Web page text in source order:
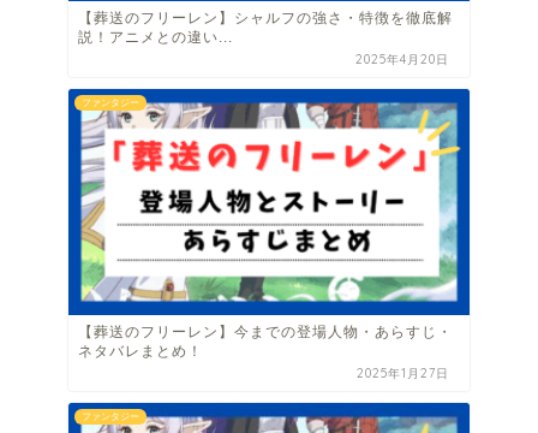
【葬送のフリーレン】シャルフの強さ・特徴を徹底解
説！アニメとの違い...
2025年4月20日
ファンタジー
【葬送のフリーレン】今までの登場人物・あらすじ・
ネタバレまとめ！
2025年1月27日
ファンタジー